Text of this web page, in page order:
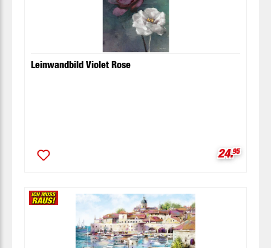
Leinwandbild Violet Rose
24.95